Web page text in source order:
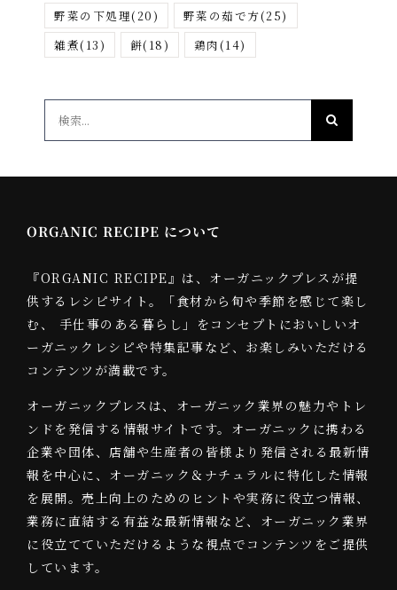
野菜の下処理(20) 野菜の茹で方(25)
雑煮(13) 餅(18) 鶏肉(14)
ORGANIC RECIPE について
『ORGANIC RECIPE』は、オーガニックプレスが提
供するレシピサイト。「食材から旬や季節を感じて楽し
む、 手仕事のある暮らし」をコンセプトにおいしいオ
ーガニックレシピや特集記事など、お楽しみいただける
コンテンツが満載です。
オーガニックプレスは、オーガニック業界の魅力やトレ
ンドを発信する情報サイトです。オーガニックに携わる
企業や団体、店舗や生産者の皆様より発信される最新情
報を中心に、オーガニック＆ナチュラルに特化した情報
を展開。売上向上のためのヒントや実務に役立つ情報、
業務に直結する有益な最新情報など、オーガニック業界
に役立てていただけるような視点でコンテンツをご提供
しています。